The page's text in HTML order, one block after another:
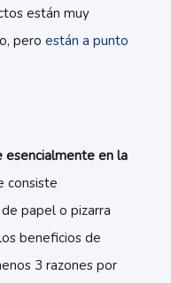
están muy
pero están a punto
esencialmente en la
consiste
papel o pizarra
beneficios de
3 razones por